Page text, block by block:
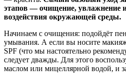
этапов — очищение, увлажнение
воздействия окружающей среды.
Начинаем с очищения: подойдёт
умывания. А если вы носите
SPF (что мы настоятельно
следует дважды. Для этого
маслом или мицеллярной водой, и